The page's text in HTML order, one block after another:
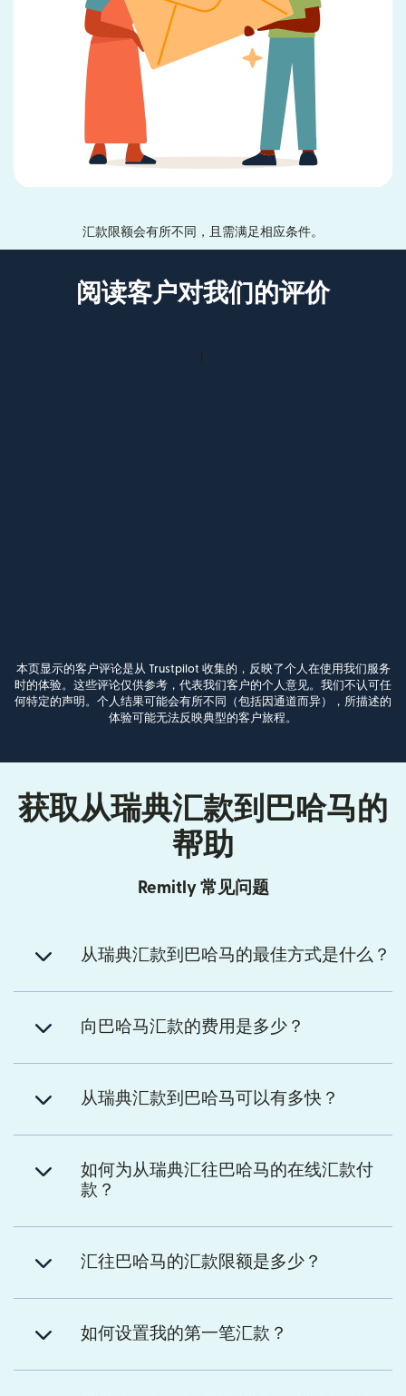
汇款限额会有所不同，且需满足相应条件。
阅读客户对我们的评价
本页显示的客户评论是从 Trustpilot 收集的，反映了个人在使用我们服务
时的体验。这些评论仅供参考，代表我们客户的个人意见。我们不认可任
何特定的声明。个人结果可能会有所不同（包括因通道而异），所描述的
体验可能无法反映典型的客户旅程。
获取从瑞典汇款到巴哈马的
帮助
Remitly 常见问题
从瑞典汇款到巴哈马的最佳方式是什么？
向巴哈马汇款的费用是多少？
从瑞典汇款到巴哈马可以有多快？
如何为从瑞典汇往巴哈马的在线汇款付
款？
汇往巴哈马的汇款限额是多少？
如何设置我的第一笔汇款？